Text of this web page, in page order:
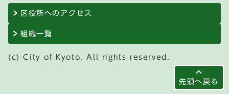
先頭へ戻る
区役所へのアクセス
組織一覧
(c) City of Kyoto. All rights reserved.